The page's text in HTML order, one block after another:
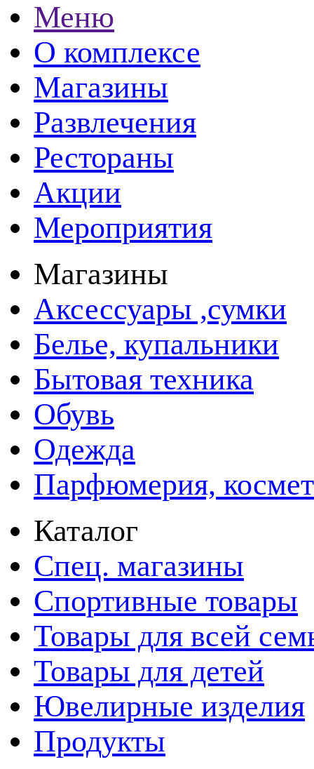
Меню
О комплексе
Магазины
Развлечения
Рестораны
Акции
Мероприятия
Магазины
Аксессуары ,сумки
Белье, купальники
Бытовая техника
Обувь
Одежда
Парфюмерия,
Каталог
Спец. магазины
Спортивные товары
Товары для всей
Товары для детей
Ювелирные изделия
Продукты